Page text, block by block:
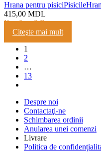
Hrana pentru pisiciPisicile
415,00 MDL
Кешбэк:8 Баллов
Citeşte mai mult
1
2
…
13
Despre noi
Contactaţi-ne
Schimbarea ordinii
Anularea unei comenzi
Livrare
Politica de